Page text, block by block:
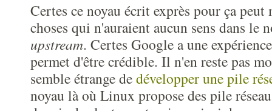
Certes ce noyau écrit exprès pour ça peut
choses qui n'auraient aucun sens dans le
upstream. Certes Google a une
permet d'être crédible. Il n'en reste pas
semble étrange dedévelopper une pile
noyau là où Linux propose des pile